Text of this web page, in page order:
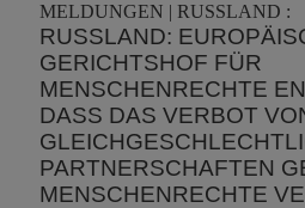
MELDUNGEN | RUSSLAND :
RUSSLAND:
GERICHTSHOF FÜR
MENSCHENRECHTE
DASS DAS VERBOT
PARTNERSCHAFTEN
MENSCHENRECHTE